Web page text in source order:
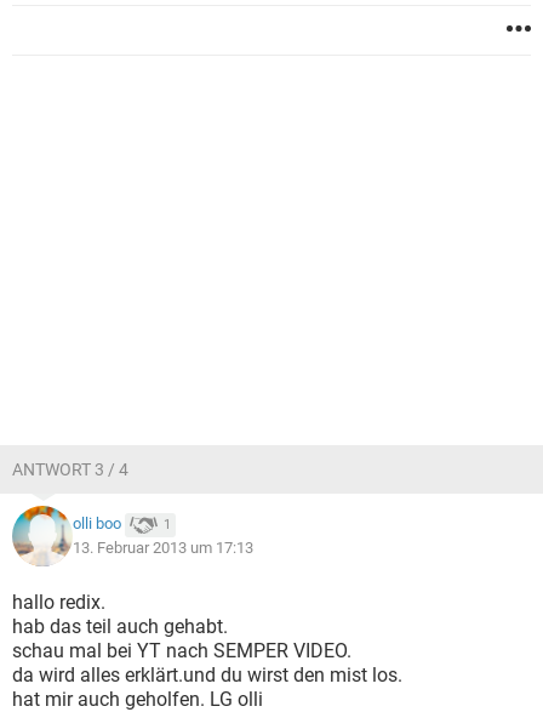
ANTWORT 3 / 4
olli boo 1
13. Februar 2013 um 17:13
hallo redix.
hab das teil auch gehabt.
schau mal bei YT nach SEMPER VIDEO.
da wird alles erklärt.und du wirst den mist los.
hat mir auch geholfen. LG olli